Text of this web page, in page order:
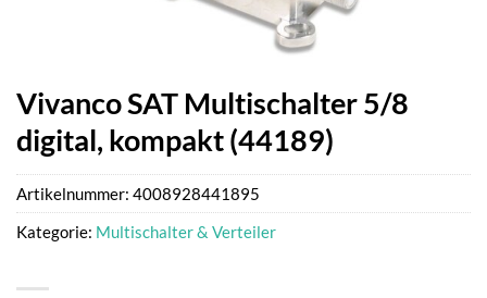
Vivanco SAT Multischalter 5/8
digital, kompakt (44189)
Artikelnummer: 4008928441895
Kategorie: Multischalter & Verteiler